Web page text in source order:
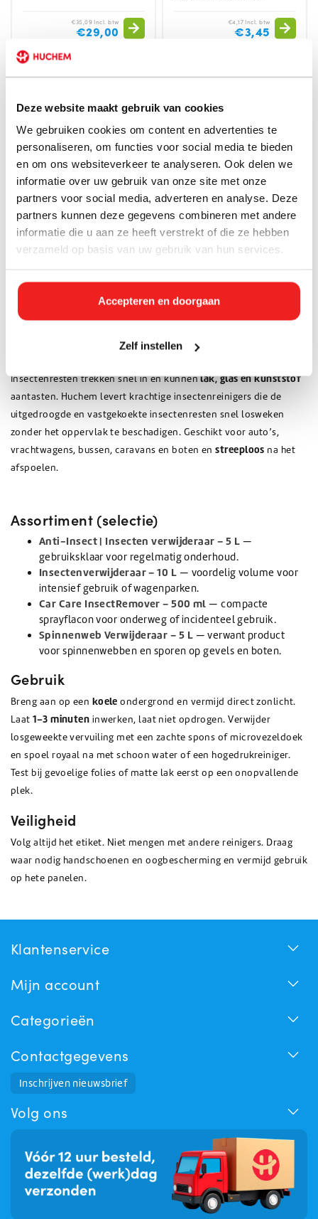
Deze website maakt gebruik van cookies
We gebruiken cookies om content en advertenties te
personaliseren, om functies voor social media te bieden
en om ons websiteverkeer te analyseren. Ook delen we
informatie over uw gebruik van onze site met onze
partners voor social media, adverteren en analyse. Deze
partners kunnen deze gegevens combineren met andere
informatie die u aan ze heeft verstrekt of die ze hebben
verzameld op basis van uw gebruik van hun services.
Accepteren en doorgaan
Zelf instellen
€35,09 Incl. btw
€29,00
€4,17 Incl. btw
€3,45
Direct leverbaar
Insect killer | Fly Away Plug-in
LED | Vliegen | Muggen |
€7,87 Incl. btw
€6,50
Direct leverbaar
Elektrische vliegenmepper |
Fly Away Racket |
Insectenreiniger
Insectenresten trekken snel in en kunnenlak, glas en kunststof
aantasten. Huchem levert krachtige insectenreinigers die de
uitgedroogde en vastgekoekte insectenresten snel losweken
zonder het oppervlak te beschadigen. Geschikt voor auto’s,
vrachtwagens, bussen, caravans en boten enstreeploos na het
afspoelen.
Assortiment (selectie)
Anti-Insect | Insecten verwijderaar – 5 L —
gebruiksklaar voor regelmatig onderhoud.
Insectenverwijderaar – 10 L — voordelig volume voor
intensief gebruik of wagenparken.
Car Care InsectRemover – 500 ml — compacte
sprayflacon voor onderweg of incidenteel gebruik.
Spinnenweb Verwijderaar – 5 L — verwant product
voor spinnenwebben en sporen op gevels en boten.
Gebruik
Breng aan op een koele ondergrond en vermijd direct zonlicht.
Laat1–3 minuten inwerken, laat niet opdrogen. Verwijder
losgeweekte vervuiling met een zachte spons of microvezeldoek
en spoel royaal na met schoon water of een hogedrukreiniger.
Test bij gevoelige folies of matte lak eerst op een onopvallende
plek.
Veiligheid
Volg altijd het etiket. Niet mengen met andere reinigers. Draag
waar nodig handschoenen en oogbescherming en vermijd gebruik
op hete panelen.
Klantenservice
Mijn account
Categorieën
Contactgegevens
Inschrijven nieuwsbrief
Volg ons